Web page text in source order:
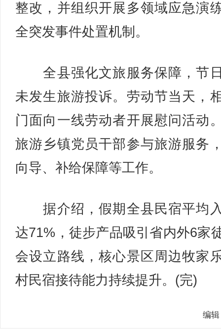
整改，并组织开展多领域应急演
全突发事件处置机制。
全县强化文旅服务保障，节
未发生旅游投诉。劳动节当天，
门面向一线劳动者开展慰问活动
旅游乡镇党员干部参与旅游服务
向导、补给保障等工作。
据介绍，假期全县民宿平均
达71%，徒步产品吸引省内外6家
会设立路线，核心景区周边牧家
村民宿接待能力持续提升。(完)
编